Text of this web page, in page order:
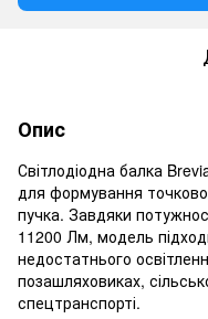
Опис
Світлодіодна балка
для формування
пучка. Завдяки
11200 Лм, модель
недостатнього
позашляховиках,
спецтранспорті.